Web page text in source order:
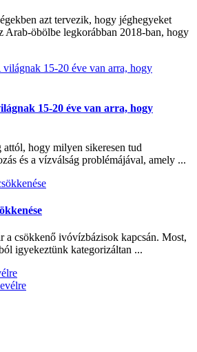
azt tervezik, hogy jéghegyeket
Arab-öbölbe legkorábban 2018-ban, hogy
15-20 éve van arra, hogy
attól, hogy milyen sikeresen tud
és a vízválság problémájával, amely ...
a csökkenő ivóvízbázisok kapcsán. Most,
igyekeztünk kategorizáltan ...